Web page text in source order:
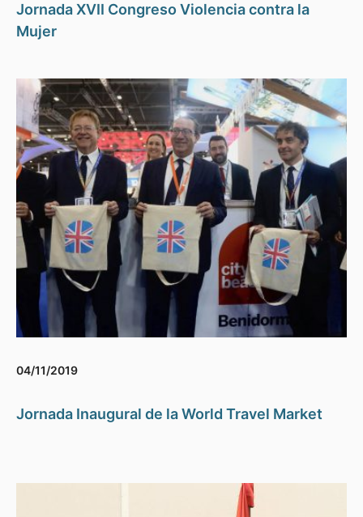
Jornada XVII Congreso Violencia contra la
Mujer
04/11/2019
Jornada Inaugural de la World Travel Market